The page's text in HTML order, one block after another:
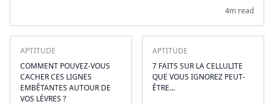
4m read
APTITUDE
COMMENT POUVEZ-VOUS
CACHER CES LIGNES
EMBÊTANTES AUTOUR DE
VOS LÈVRES ?
APTITUDE
7 FAITS SUR LA CELLULITE
QUE VOUS IGNOREZ PEUT-
ÊTRE...